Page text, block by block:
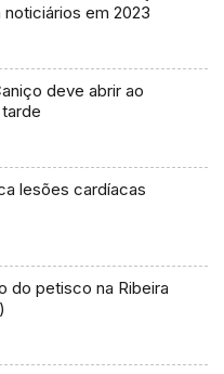
noticiários em 2023
deve abrir ao
lesões cardíacas
do petisco na Ribeira